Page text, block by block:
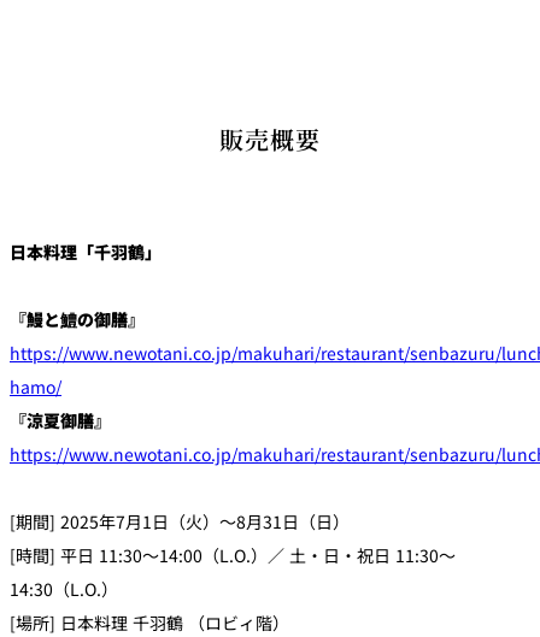
販売概要
日本料理「千羽鶴」
『鰻と鱧の御膳』
https://www.newotani.co.jp/makuhari/restaurant/senbazuru/
hamo/
『涼夏御膳』
https://www.newotani.co.jp/makuhari/restaurant/senbazuru/
[期間] 2025年7月1日（火）～8月31日（日）
[時間] 平日 11:30～14:00（L.O.）／ 土・日・祝日 11:30～
14:30（L.O.）
[場所] 日本料理 千羽鶴 （ロビィ階）